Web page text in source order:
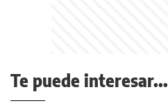
Te puede interesar...